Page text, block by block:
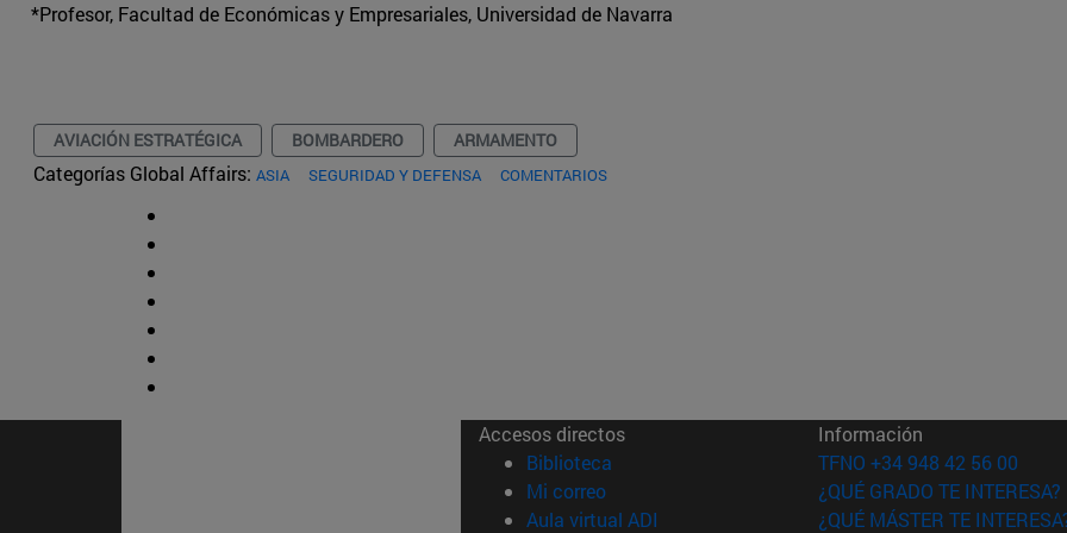
*Profesor, Facultad de Económicas y Empresariales, Universidad de Navarra
AVIACIÓN ESTRATÉGICA BOMBARDERO ARMAMENTO
Categorías Global Affairs: ASIA SEGURIDAD Y DEFENSA COMENTARIOS
Accesos directos
Biblioteca (abre en nueva ventana)
Mi correo(abre en nueva ventana)
Aula virtual ADI (abre en nueva ventana)
Información
TFNO +34 948 42 56 00
¿QUÉ GRADO TE INTERESA?
¿QUÉ MÁSTER TE